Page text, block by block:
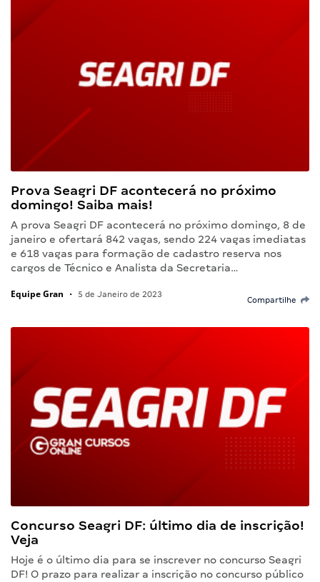
Prova Seagri DF acontecerá no próximo
domingo! Saiba mais!
A prova Seagri DF acontecerá no próximo domingo, 8 de
janeiro e ofertará 842 vagas, sendo 224 vagas imediatas
e 618 vagas para formação de cadastro reserva nos
cargos de Técnico e Analista da Secretaria…
Equipe Gran • 5 de Janeiro de 2023
Compartilhe
Concurso Seagri DF: último dia de inscrição!
Veja
Hoje é o último dia para se inscrever no concurso Seagri
DF! O prazo para realizar a inscrição no concurso público